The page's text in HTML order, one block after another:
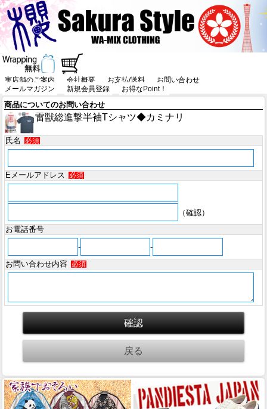
実店舗のご案内 会社概要 お支払/送料
お問い合わせ
メールマガジン
新規会員登録 お得なPoint！
商品についてのお問い合わせ
雷獣総進撃半袖Tシャツ◆カミナリ
氏名 必須
Eメールアドレス 必須
（確認）
お電話番号
-
-
お問い合わせ内容
必須